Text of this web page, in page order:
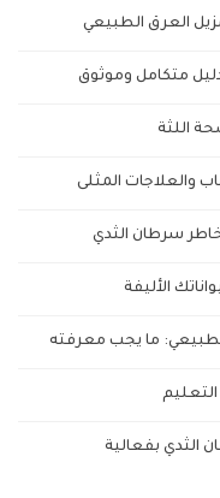
العرق الطبيعي
متكامل وموثوق
اللثة
والعلاجات المثلى
سرطان الثدي
الأليفة
ما يجب معرفته
الثدي بفعالية